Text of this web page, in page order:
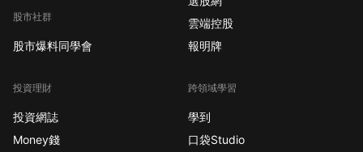
股市社群
股市爆料同學會
投資理財
投資網誌
Money錢
雲端控股
報明牌
跨領域學習
學到
口袋Studio